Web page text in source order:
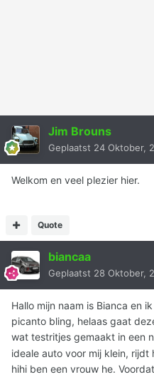
Jim Brouns
Geplaatst 24 Oktober,
Welkom en veel plezier hier.
Quote
biancaa
Geplaatst 28 Oktober,
Hallo mijn naam is Bianca en
picanto bling, helaas gaat
wat testritjes gemaakt in een
ideale auto voor mij klein,
hihi ben een vrouw he.